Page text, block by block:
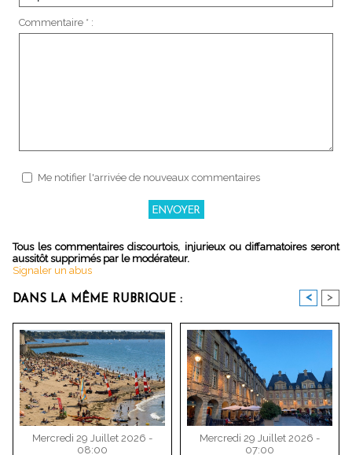
Commentaire * :
Me notifier l'arrivée de nouveaux commentaires
Tous les commentaires discourtois, injurieux ou diffamatoires seront
aussitôt supprimés par le modérateur.
Signaler un abus
DANS LA MÊME RUBRIQUE : < >
Mercredi 29 Juillet 2026 -
08:00
Mercredi 29 Juillet 2026 -
07:00